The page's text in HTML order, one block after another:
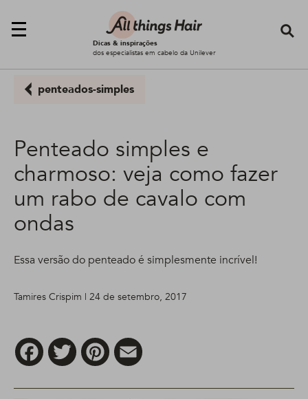
Dicas & inspirações
dos especialistas em cabelo da Unilever
penteados-simples
Penteado simples e
charmoso: veja como fazer
um rabo de cavalo com
ondas
Essa versão do penteado é simplesmente incrível!
Tamires Crispim | 24 de setembro, 2017
FacebookTwitter Pinterest